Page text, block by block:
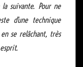
suivante. Pour ne
d’une technique
se relâchant, très